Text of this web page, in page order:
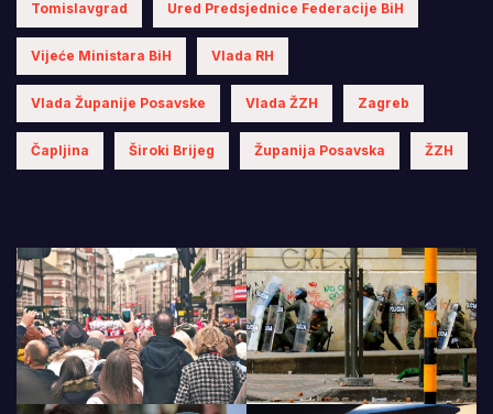
Tomislavgrad Ured Predsjednice Federacije BiH
Vijeće Ministara BiH Vlada RH
Vlada Županije Posavske Vlada ŽZH Zagreb
Čapljina Široki Brijeg Županija Posavska ŽZH